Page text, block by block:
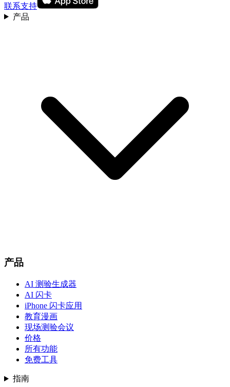
联系支持
产品
产品
AI 测验生成器
AI 闪卡
iPhone 闪卡应用
教育漫画
现场测验会议
价格
所有功能
免费工具
指南